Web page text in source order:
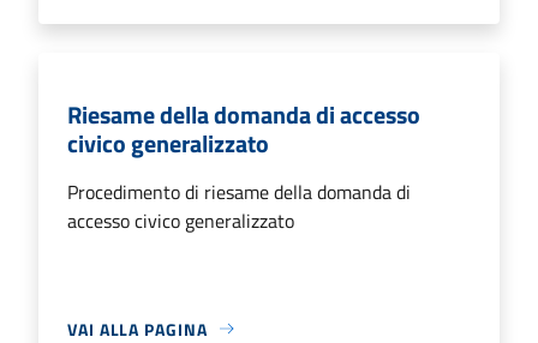
Riesame della domanda di accesso
civico generalizzato
Procedimento di riesame della domanda di
accesso civico generalizzato
VAI ALLA PAGINA